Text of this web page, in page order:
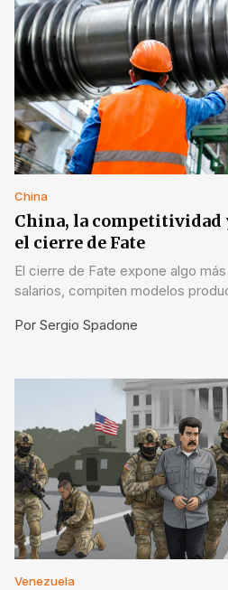
China
China, la competitividad
el cierre de Fate
El cierre de Fate expone algo
salarios, compiten modelos
Por Sergio Spadone
Venezuela